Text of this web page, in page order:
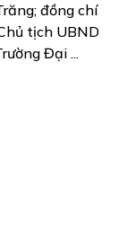
đồng chí
tịch UBND
Đại ...